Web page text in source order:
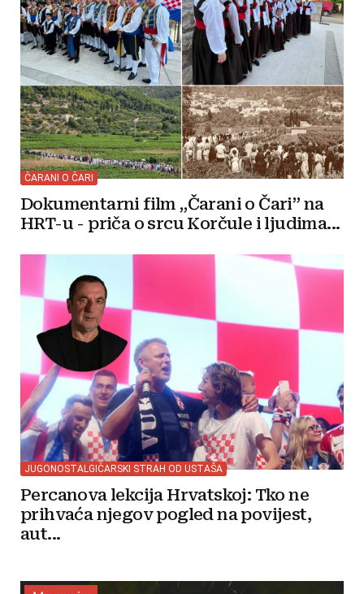
ČARANI O ČARI
Dokumentarni film „Čarani o Čari” na
HRT-u - priča o srcu Korčule i ljudima...
JUGONOSTALGIČARSKI STRAH OD USTAŠA
Percanova lekcija Hrvatskoj: Tko ne
prihvaća njegov pogled na povijest,
aut...